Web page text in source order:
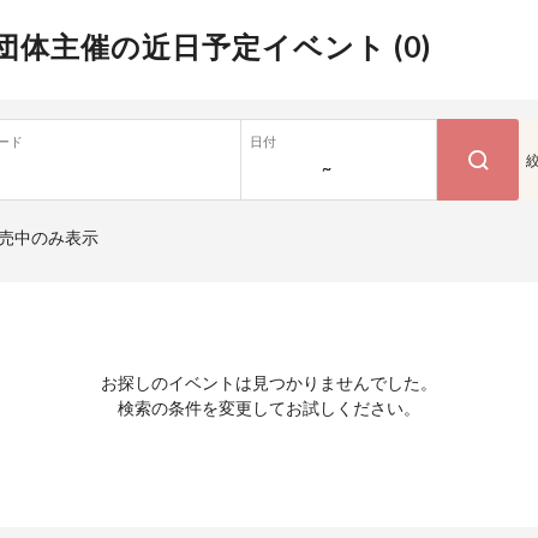
体主催の近日予定イベント (0)
ド 日付
~
中のみ表示
お探しのイベントは見つかりませんでした。
検索の条件を変更してお試しください。